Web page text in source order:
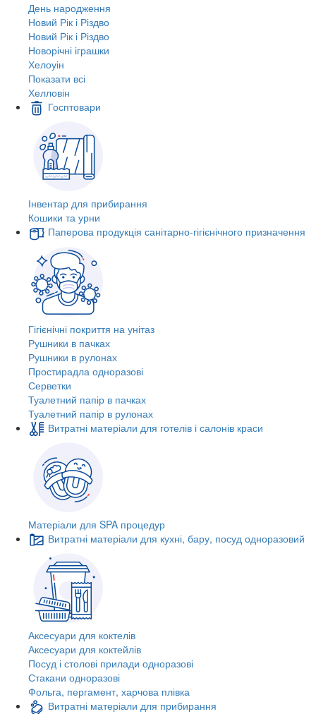
День народження
Новий Рік і Різдво
Новий Рік і Різдво
Новорічні іграшки
Хелоуін
Показати всі
Хелловін
Госптовари
Інвентар для прибирання
Кошики та урни
Паперова продукція санітарно-гігієнічного призначення
Гігієнічні покриття на унітаз
Рушники в пачках
Рушники в рулонах
Простирадла одноразові
Серветки
Туалетний папір в пачках
Туалетний папір в рулонах
Витратні матеріали для готелів і салонів краси
Матеріали для SPA процедур
Витратні матеріали для кухні, бару, посуд одноразовий
Аксесуари для коктелів
Аксесуари для коктейлів
Посуд і столові прилади одноразові
Стакани одноразові
Фольга, пергамент, харчова плівка
Витратні матеріали для прибирання